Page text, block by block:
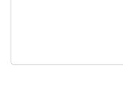
簡単30秒・完全無料